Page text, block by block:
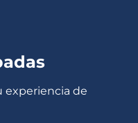
experiencia de